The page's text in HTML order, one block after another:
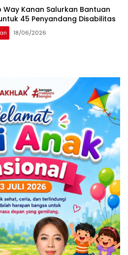
Way Kanan Salurkan Bantuan
untuk 45 Penyandang Disabilitas
18/06/2026